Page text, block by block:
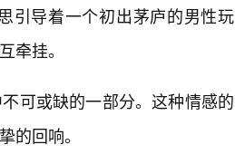
引导着一个初出茅庐的男性玩
牵挂。
可或缺的一部分。这种情感的
的回响。